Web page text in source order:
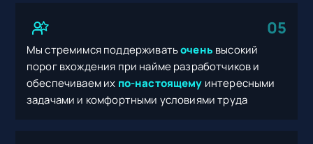
05
Мы стремимся поддерживатьочень высокий
порог вхождения при найме разработчиков и
обеспечиваем их по-настоящему интересными
задачами и комфортными условиями труда